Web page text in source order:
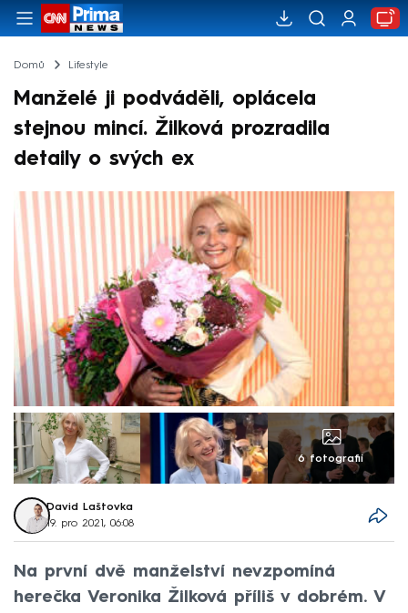
Domů Lifestyle
Manželé ji podváděli, oplácela
stejnou mincí. Žilková prozradila
detaily o svých ex
6 fotografií
David Laštovka
19. pro 2021, 06:08
Na první dvě manželství nevzpomíná
herečka Veronika Žilková příliš v dobrém. V